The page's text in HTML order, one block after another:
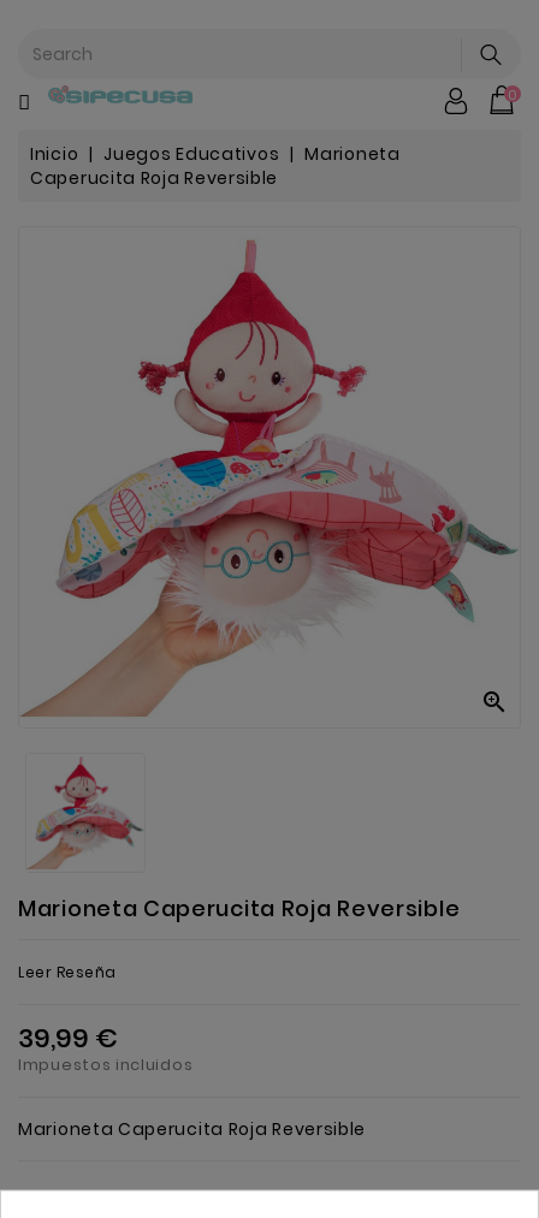
Mochilas
Escolar
Anekke
Categorias
0
Inicio Juegos Educativos
Marioneta
Caperucita Roja Reversible

Marioneta Caperucita Roja Reversible
Leer Reseña
39,99 €
Impuestos incluidos
Marioneta Caperucita Roja Reversible